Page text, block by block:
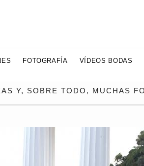
FOTOGRAFÍA VÍDEOS BODAS
Y, SOBRE TODO, MUCHAS